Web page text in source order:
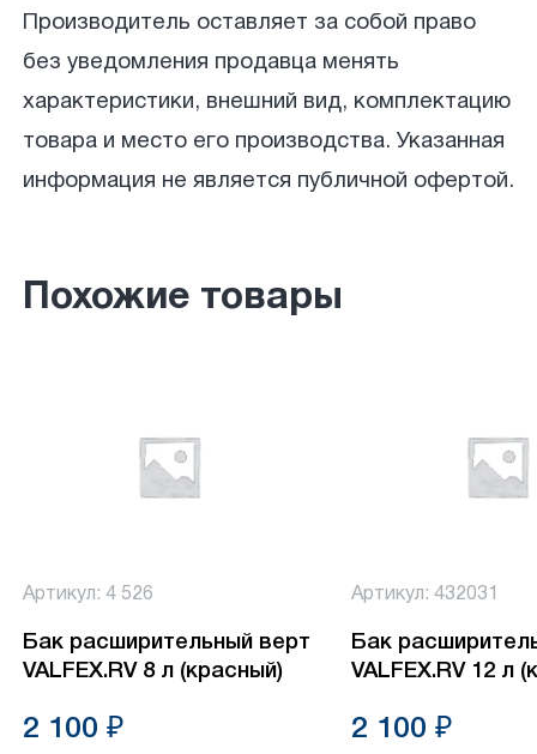
Производитель оставляет за собой право
без уведомления продавца менять
характеристики, внешний вид, комплектацию
товара и место его производства. Указанная
информация не является публичной офертой.
Похожие товары
Артикул: 4 526
Бак расширительный верт
VALFEX.RV 8 л (красный)
2 100 ₽
Артикул: 432031
Бак
VALFEX.RV 12 л
2 100 ₽